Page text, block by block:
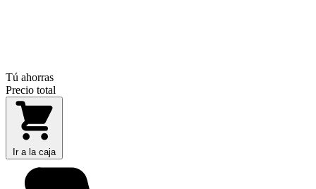
Tú ahorras
Precio total
Ir a la caja